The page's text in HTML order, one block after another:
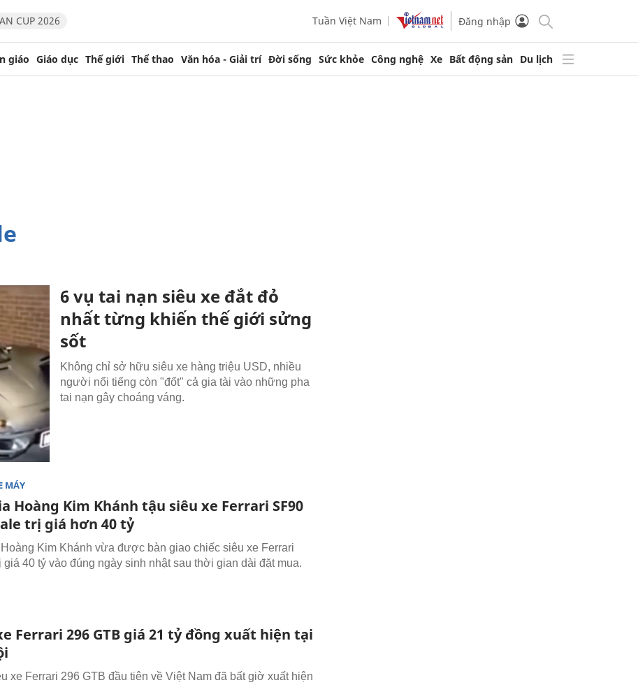
CUP 2026 Tuần Việt Nam Đăng nhập
giáo Giáo dục Thế giới Thể thao Văn hóa - Giải trí Đời sống Sức khỏe Công nghệ Xe Bất động sản Du lịch
6 vụ tai nạn siêu xe đắt đỏ
nhất từng khiến thế giới sửng
sốt
Không chỉ sở hữu siêu xe hàng triệu USD, nhiều
người nổi tiếng còn "đốt" cả gia tài vào những pha
tai nạn gây choáng váng.
MÁY
Hoàng Kim Khánh tậu siêu xe Ferrari SF90
trị giá hơn 40 tỷ
Kim Khánh vừa được bàn giao chiếc siêu xe Ferrari
giá 40 tỷ vào đúng ngày sinh nhật sau thời gian dài đặt mua.
Ferrari 296 GTB giá 21 tỷ đồng xuất hiện tại
xe Ferrari 296 GTB đầu tiên về Việt Nam đã bất giờ xuất hiện